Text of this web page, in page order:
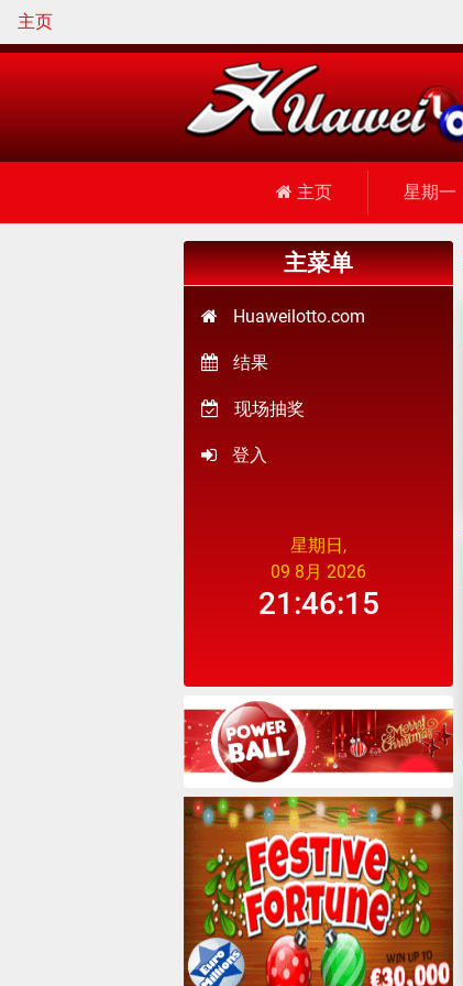
主页
主页 星期一
主菜单
Huaweilotto.com
结果
现场抽奖
登入
星期日,
09 8月 2026
21:46:15